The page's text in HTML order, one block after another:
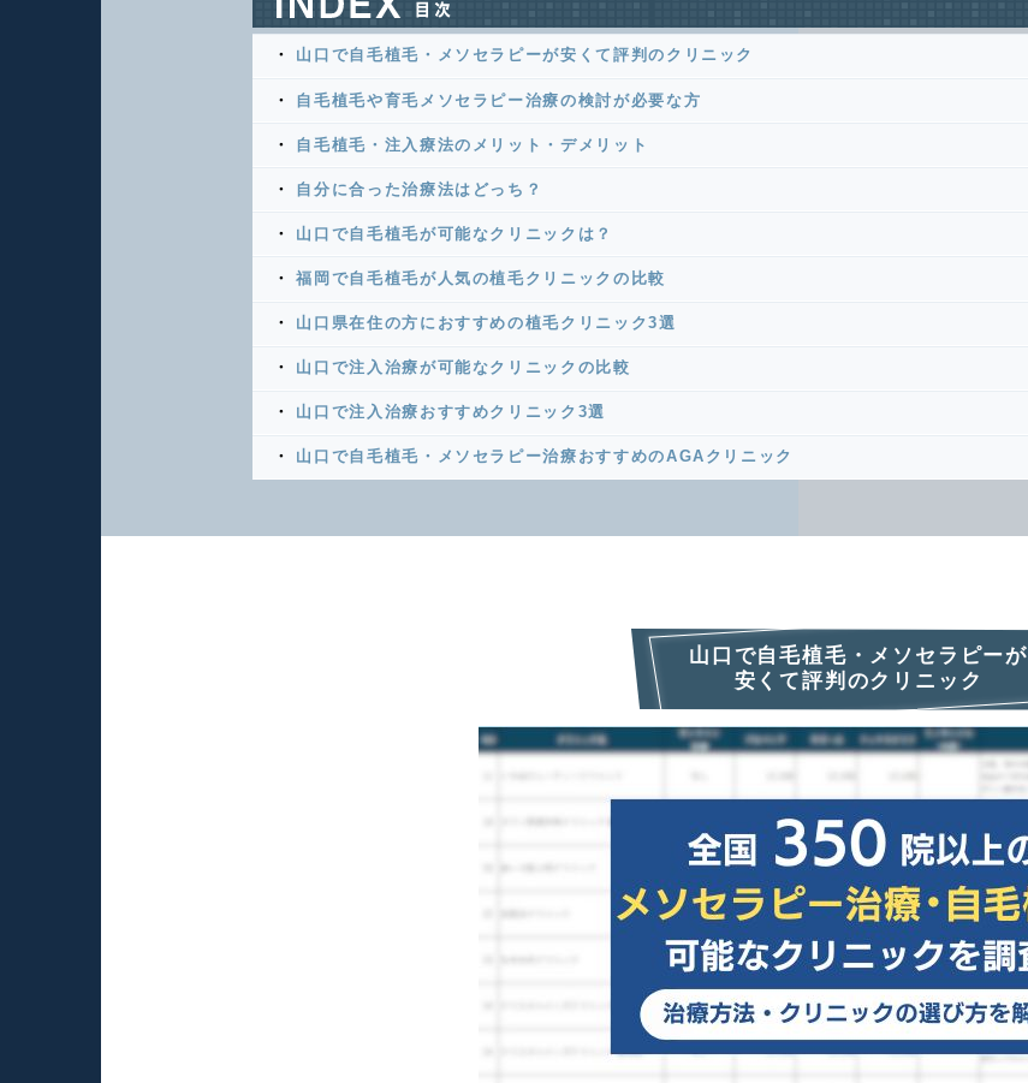
山口で自毛植毛・メソセラピーが安くて評判のクリニック
自毛植毛や育毛メソセラピー治療の検討が必要な方
自毛植毛・注入療法のメリット・デメリット
自分に合った治療法はどっち？
山口で自毛植毛が可能なクリニックは？
福岡で自毛植毛が人気の植毛クリニックの比較
山口県在住の方におすすめの植毛クリニック3選
山口で注入治療が可能なクリニックの比較
山口で注入治療おすすめクリニック3選
山口で自毛植毛・メソセラピー治療おすすめのAGAクリニック
山口で自毛植毛・メソセラピーが
安くて評判のクリニック